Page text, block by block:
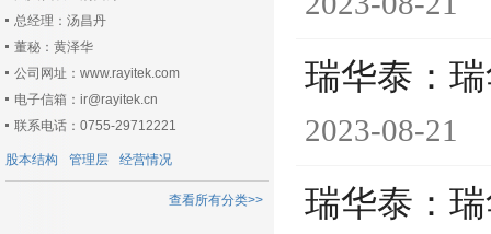
总经理：汤昌丹
董秘：黄泽华
公司网址：www.rayitek.com
电子信箱：ir@rayitek.cn
联系电话：0755-29712221
股本结构 管理层 经营情况
查看所有分类>>
瑞华泰：
2023-08-21
瑞华泰：